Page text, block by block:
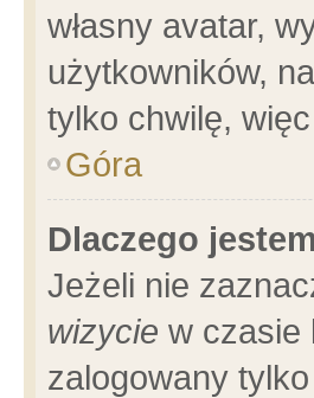
własny avatar,
użytkowników,
tylko chwilę,
Góra
Dlaczego
Jeżeli nie
wizycie w czasie
zalogowany